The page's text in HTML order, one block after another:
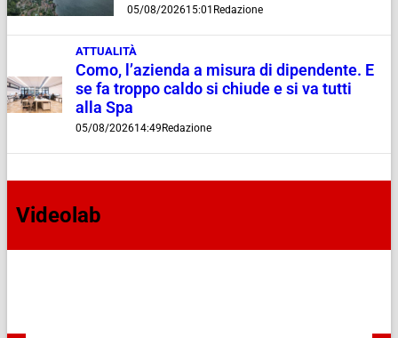
05/08/202615:01 Redazione
ATTUALITÀ
Como, l’azienda a misura di dipendente. E
se fa troppo caldo si chiude e si va tutti
alla Spa
05/08/202614:49 Redazione
Videolab